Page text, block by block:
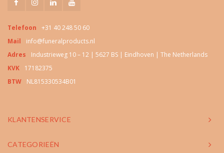
Telefoon
+31 40 248 50 60
Mail
info@funeralproducts.nl
Adres
Industrieweg 10 – 12 | 5627 BS | Eindhoven | The Netherlands
KVK
17182375
BTW
NL815330534B01
KLANTENSERVICE
CATEGORIEËN